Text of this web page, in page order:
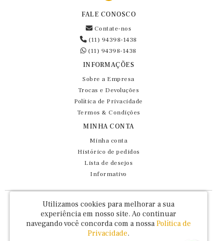
FALE CONOSCO
Contate-nos
(11) 94398-1438
(11) 94398-1438
INFORMAÇÕES
Sobre a Empresa
Trocas e Devoluções
Política de Privacidade
Termos & Condições
MINHA CONTA
Minha conta
Histórico de pedidos
Lista de desejos
Informativo
Fernando Maluhy Cia Ltda - CNPJ: 60.458.825/0001-86
Rua Dr Euclydes da Cunha, 47 - Brás - São Paulo / SP - CEP 03016-030
Utilizamos cookies para melhorar a sua
experiência em nosso site. Ao continuar
navegando você concorda com a nossa Política de
Privacidade.